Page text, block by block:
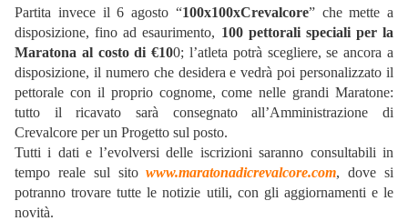
Partita invece il 6 agosto “100x100xCrevalcore” che mette a
disposizione, fino ad esaurimento, 100 pettorali speciali per la
Maratona al costo di €100; l’atleta potrà scegliere, se ancora a
disposizione, il numero che desidera e vedrà poi personalizzato il
pettorale con il proprio cognome, come nelle grandi Maratone:
tutto il ricavato sarà consegnato all’Amministrazione di
Crevalcore per un Progetto sul posto.
Tutti i dati e l’evolversi delle iscrizioni saranno consultabili in
tempo reale sul sitowww.maratonadicrevalcore.com, dove si
potranno trovare tutte le notizie utili, con gli aggiornamenti e le
novità.